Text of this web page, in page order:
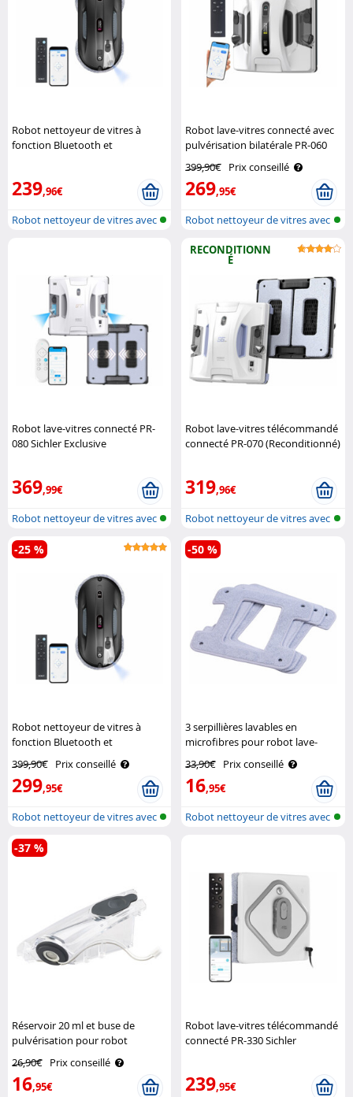
Robot nettoyeur de vitres à
fonction Bluetooth et
239,96€
Robot nettoyeur de vitres avec
Robot lave-vitres connecté avec
pulvérisation bilatérale PR-060
399,90€ Prix conseillé
269,95€
Robot nettoyeur de vitres avec
Robot lave-vitres connecté PR-
080 Sichler Exclusive
369,99€
Robot nettoyeur de vitres avec
fonc..
RECONDITIONN
É
Robot lave-vitres télécommandé
connecté PR-070 (Reconditionné)
319,96€
Robot nettoyeur de vitres avec
fonc..
Robot nettoyeur de vitres à
fonction Bluetooth et
pulvérisation PR-200 Sichler
Haushaltsgeräte
399,90€ Prix conseillé
299,95€
-25 %
Robot nettoyeur de vitres avec
fonc..
3 serpillières lavables en
microfibres pour robot lave-
vitres PR-060 Sichler Exclusive
33,90€ Prix conseillé
16,95€
-50 %
Robot nettoyeur de vitres avec
Réservoir 20 ml et buse de
pulvérisation pour robot
nettoyeur PR-200 Sichler
Haushaltsgeräte
26,90€ Prix conseillé
16,95€
-37 %
Robot lave-vitres télécommandé
connecté PR-330 Sichler
239,95€